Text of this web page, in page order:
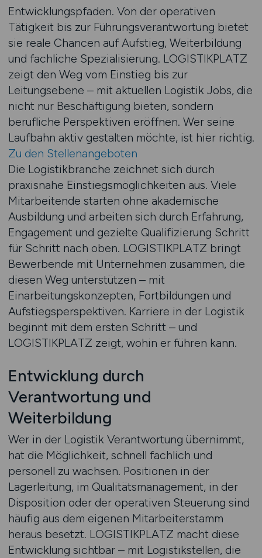
Entwicklungspfaden. Von der operativen
Tätigkeit bis zur Führungsverantwortung bietet
sie reale Chancen auf Aufstieg, Weiterbildung
und fachliche Spezialisierung. LOGISTIKPLATZ
zeigt den Weg vom Einstieg bis zur
Leitungsebene – mit aktuellen Logistik Jobs, die
nicht nur Beschäftigung bieten, sondern
berufliche Perspektiven eröffnen. Wer seine
Laufbahn aktiv gestalten möchte, ist hier richtig.
Zu den Stellenangeboten
Die Logistikbranche zeichnet sich durch
praxisnahe Einstiegsmöglichkeiten aus. Viele
Mitarbeitende starten ohne akademische
Ausbildung und arbeiten sich durch Erfahrung,
Engagement und gezielte Qualifizierung Schritt
für Schritt nach oben. LOGISTIKPLATZ bringt
Bewerbende mit Unternehmen zusammen, die
diesen Weg unterstützen – mit
Einarbeitungskonzepten, Fortbildungen und
Aufstiegsperspektiven. Karriere in der Logistik
beginnt mit dem ersten Schritt – und
LOGISTIKPLATZ zeigt, wohin er führen kann.
Entwicklung durch
Verantwortung und
Weiterbildung
Wer in der Logistik Verantwortung übernimmt,
hat die Möglichkeit, schnell fachlich und
personell zu wachsen. Positionen in der
Lagerleitung, im Qualitätsmanagement, in der
Disposition oder der operativen Steuerung sind
häufig aus dem eigenen Mitarbeiterstamm
heraus besetzt. LOGISTIKPLATZ macht diese
Entwicklung sichtbar – mit Logistikstellen, die